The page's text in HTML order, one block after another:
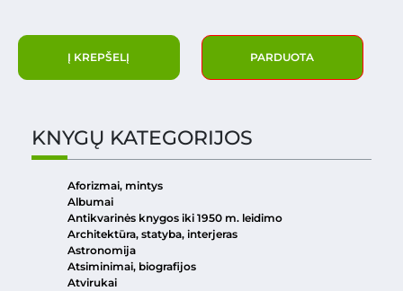
Į KREPŠELĮ PARDUOTA
KNYGŲ KATEGORIJOS
Aforizmai, mintys
Albumai
Antikvarinės knygos iki 1950 m. leidimo
Architektūra, statyba, interjeras
Astronomija
Atsiminimai, biografijos
Atvirukai